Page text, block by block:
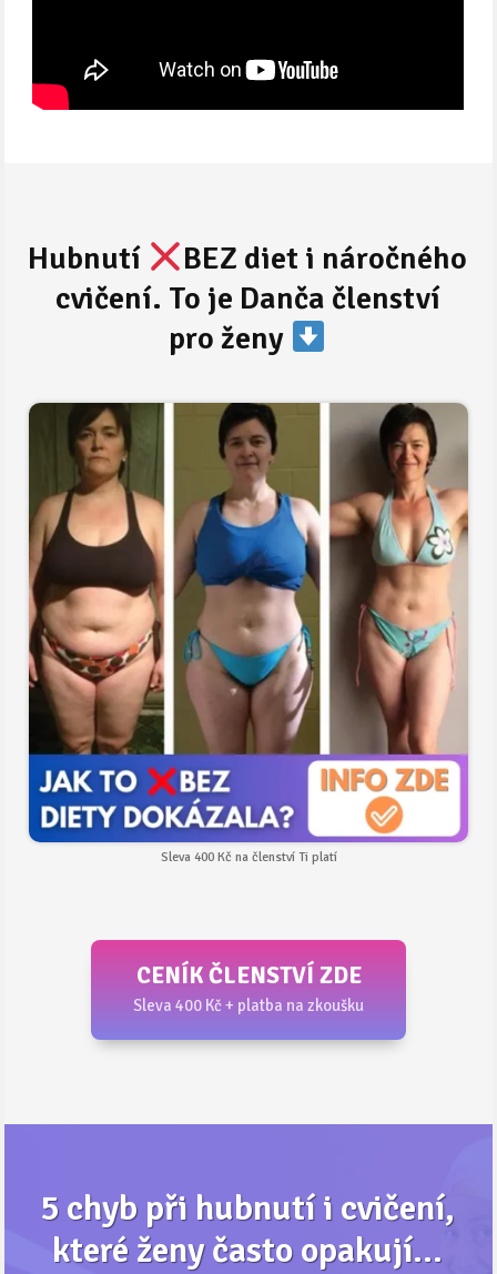
Hubnutí
BEZ diet i náročného
cvičení. To je Danča členství
pro ženy
Sleva 400 Kč na členství Ti platí
CENÍK ČLENSTVÍ ZDE
Sleva 400 Kč + platba na zkoušku
5 chyb při hubnutí i cvičení,
které ženy často opakují...